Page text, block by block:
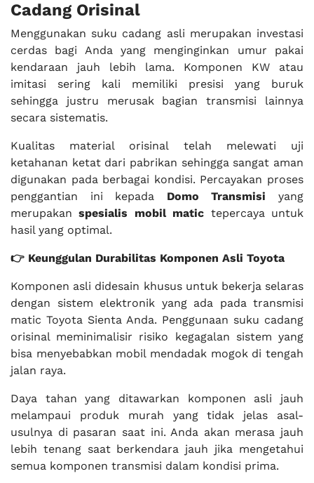
Cadang Orisinal
Menggunakan suku cadang asli merupakan investasi
cerdas bagi Anda yang menginginkan umur pakai
kendaraan jauh lebih lama. Komponen KW atau
imitasi sering kali memiliki presisi yang buruk
sehingga justru merusak bagian transmisi lainnya
secara sistematis.
Kualitas material orisinal telah melewati uji
ketahanan ketat dari pabrikan sehingga sangat aman
digunakan pada berbagai kondisi. Percayakan proses
penggantian ini kepada Domo Transmisi yang
merupakanspesialis mobil matic tepercaya untuk
hasil yang optimal.
👉 Keunggulan Durabilitas Komponen Asli Toyota
Komponen asli didesain khusus untuk bekerja selaras
dengan sistem elektronik yang ada pada transmisi
matic Toyota Sienta Anda. Penggunaan suku cadang
orisinal meminimalisir risiko kegagalan sistem yang
bisa menyebabkan mobil mendadak mogok di tengah
jalan raya.
Daya tahan yang ditawarkan komponen asli jauh
melampaui produk murah yang tidak jelas asal-
usulnya di pasaran saat ini. Anda akan merasa jauh
lebih tenang saat berkendara jauh jika mengetahui
semua komponen transmisi dalam kondisi prima.